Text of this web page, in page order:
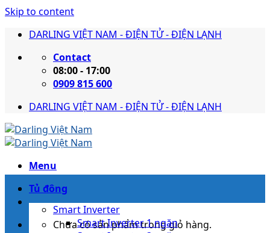
Skip to content
DARLING VIỆT NAM - ĐIỆN TỬ - ĐIỆN LẠNH
Contact
08:00 - 17:00
0909 815 600
DARLING VIỆT NAM - ĐIỆN TỬ - ĐIỆN LẠNH
Menu
Chưa có sản phẩm trong giỏ hàng.
Tủ đông
Smart Inverter
Smart Inverter 1 ngăn